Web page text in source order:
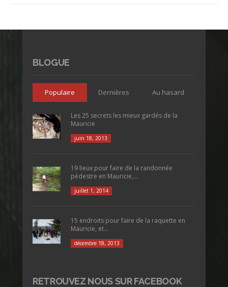
BLOGUE
Populaire Dernières Au hasard
Les 25 secrets les mieux gardés de la
Mauricie
juin 18, 2013
19 lieux pour faire de la randonnée
pédestre en Mauricie,...
juillet 1, 2014
15 endroits pour faire de la raquette en
Mauricie, et...
décembre 18, 2013
RETROUVEZ NOUS SUR FACEBOOK